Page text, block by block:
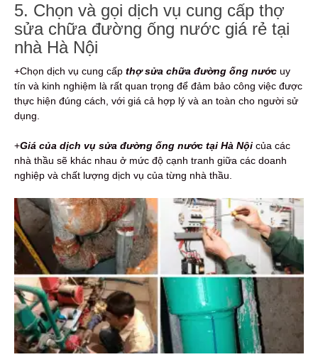
5. Chọn và gọi dịch vụ cung cấp thợ
sửa chữa đường ống nước giá rẻ tại
nhà Hà Nội
+Chọn dịch vụ cung cấp thợ sửa chữa đường ống nước uy
tín và kinh nghiệm là rất quan trọng để đảm bảo công việc được
thực hiện đúng cách, với giá cả hợp lý và an toàn cho người sử
dụng.
+Giá của dịch vụ sửa đường ống nước tại Hà Nội của các
nhà thầu sẽ khác nhau ở mức độ cạnh tranh giữa các doanh
nghiệp và chất lượng dịch vụ của từng nhà thầu.